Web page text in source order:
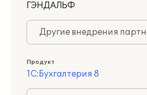
ГЭНДАЛЬФ
Другие внедрения
Продукт
1С:Бухгалтерия 8